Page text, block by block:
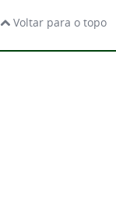
Voltar para o topo